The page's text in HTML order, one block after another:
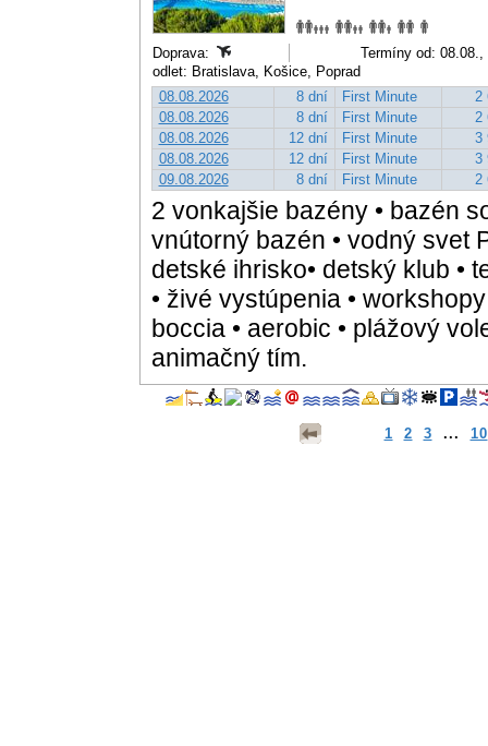
Doprava:
Termíny od: 08.08.,
odlet: Bratislava, Košice, Poprad
08.08.2026
8 dní First Minute
2
08.08.2026
8 dní First Minute
2
08.08.2026
12 dní First Minute
3
08.08.2026
12 dní First Minute
3
09.08.2026
8 dní First Minute 2
2 vonkajšie bazény • bazén
vnútorný bazén • vodný svet
detské ihrisko• detský klub •
• živé vystúpenia •
boccia • aerobic • plážový
animačný tím.
1 2 3 ... 10